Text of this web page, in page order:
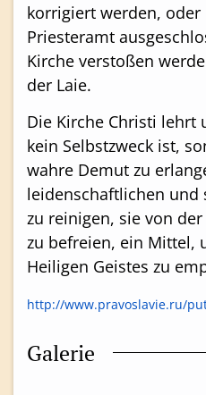
korrigiert werden, oder
Priesteramt
Kirche verstoßen
der Laie.
Die Kirche Christi lehrt
kein Selbstzweck ist,
wahre Demut zu
leidenschaftlichen und
zu reinigen, sie von
zu befreien, ein Mittel,
Heiligen Geistes zu
http://www.pravoslavie.ru/
Galerie